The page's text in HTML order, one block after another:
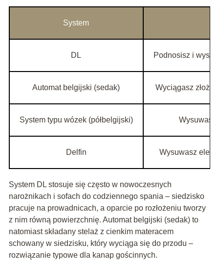
System
DL Podnosisz i
Automat belgijski (sedak) Wyciągasz
System typu wózek (półbelgijski) Wysuwasz
Delfin Wysuwasz
System DL stosuje się często w nowoczesnych
narożnikach i sofach do codziennego spania – siedzisko
pracuje na prowadnicach, a oparcie po rozłożeniu tworzy
z nim równą powierzchnię. Automat belgijski (sedak) to
natomiast składany stelaż z cienkim materacem
schowany w siedzisku, który wyciąga się do przodu –
rozwiązanie typowe dla kanap gościnnych.